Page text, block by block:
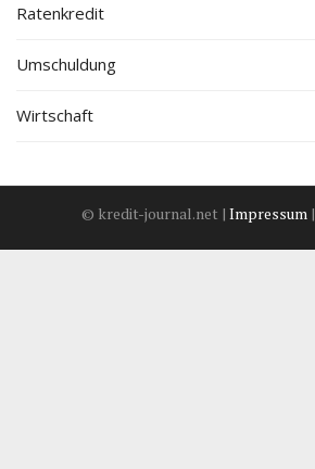
Ratenkredit
Umschuldung
Wirtschaft
© kredit-journal.net | Impressum|